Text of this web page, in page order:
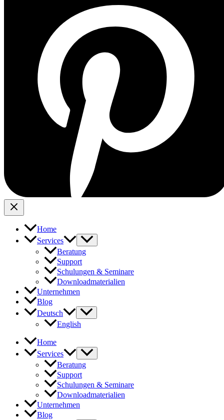
Home
Services
Beratung
Support
Schulungen & Seminare
Downloadmaterialien
Unternehmen
Blog
Deutsch
English
Home
Services
Beratung
Support
Schulungen & Seminare
Downloadmaterialien
Unternehmen
Blog